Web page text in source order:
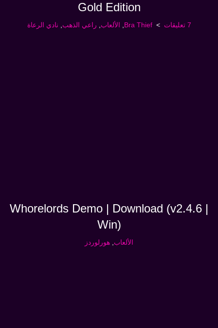
Gold Edition
7 تعليقات Bra Thief
, الألعاب, راعي الذهب, نادي الرعاة
Whorelords Demo | Download (v2.4.6 |
Win)
الألعاب هورلوردز